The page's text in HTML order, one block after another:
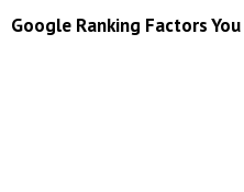
Google Ranking Factors